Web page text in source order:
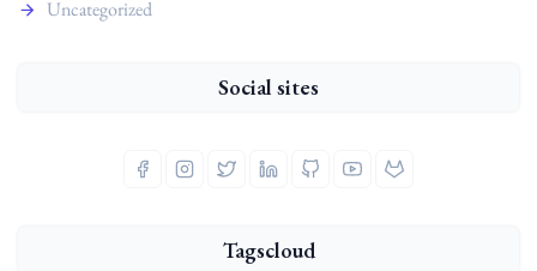
Uncategorized
Social sites
Tagscloud